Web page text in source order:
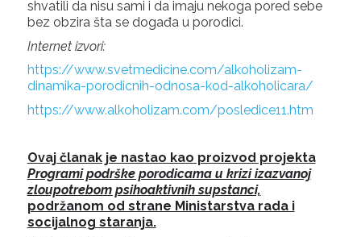
shvatili da nisu sami i da imaju nekoga pored sebe
bez obzira šta se događa u porodici.
Internet izvori:
https://www.svetmedicine.com/alkoholizam-
dinamika-porodicnih-odnosa-kod-alkoholicara/
https://www.alkoholizam.com/posledice11.htm
Ovaj članak je nastao kao proizvod projekta
Programi podrške porodicama u krizi izazvanoj
zloupotrebom psihoaktivnih supstanci,
podržanom od strane Ministarstva rada i
socijalnog staranja.